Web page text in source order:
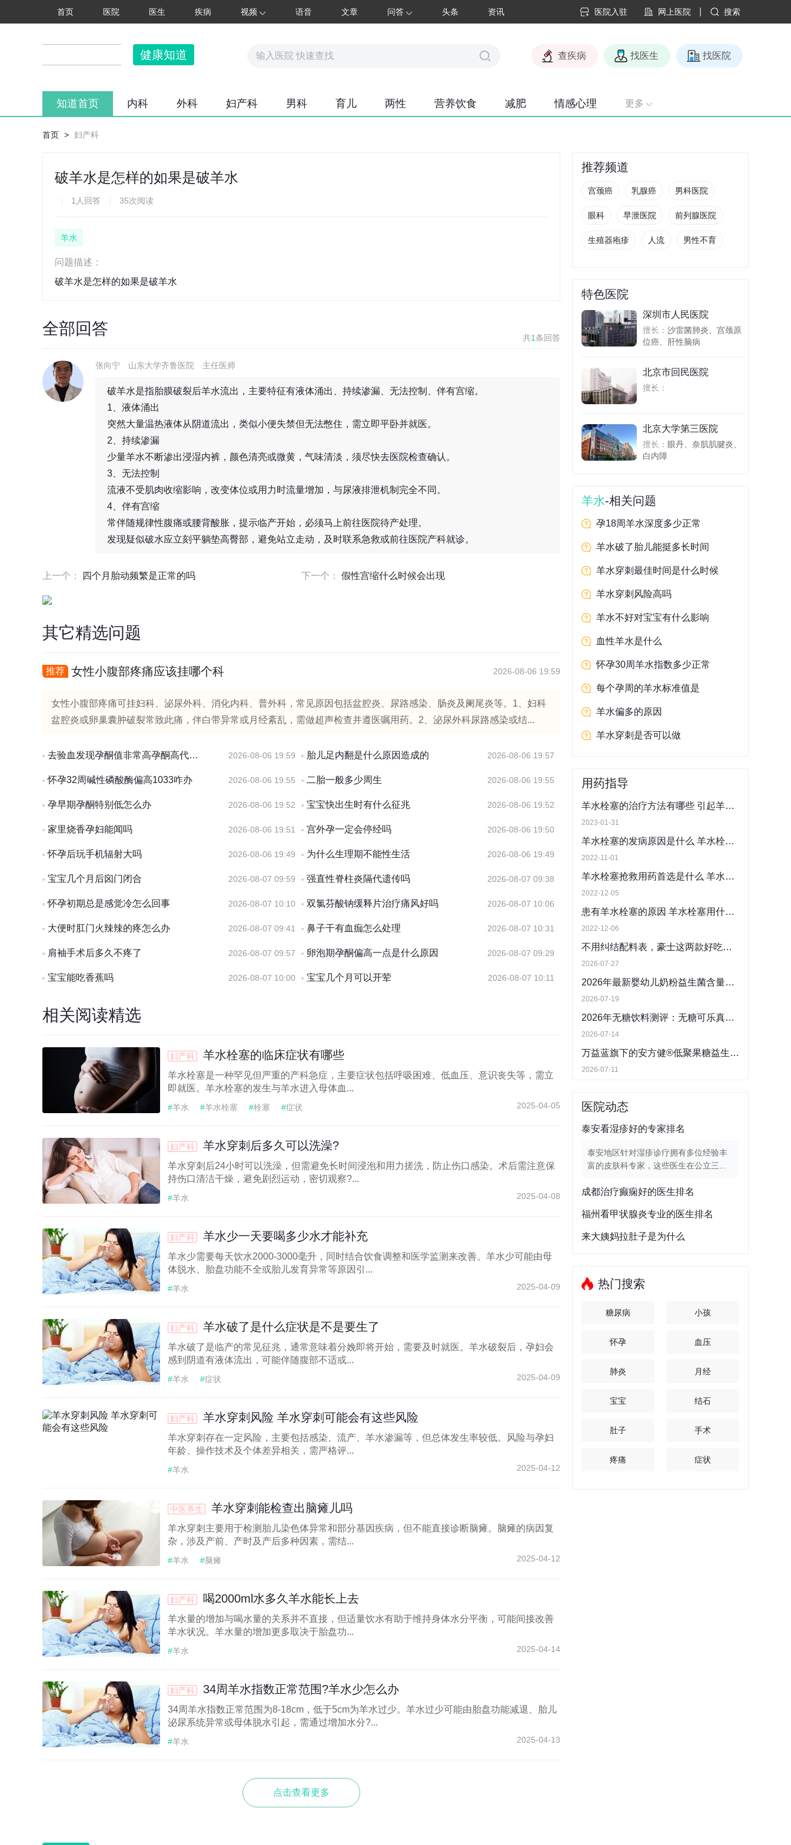
首页 医院 医生 疾病 视频 语音 文章 问答 头条 资讯 医院入驻 网上医院 搜索
健康知道 查疾病 找医生 找医院
知道首页 内科 外科 妇产科 男科 育儿 两性 营养饮食 减肥 情感心理 更多
首页 > 妇产科
破羊水是怎样的如果是破羊水
1人回答 35次阅读
羊水
问题描述：
破羊水是怎样的如果是破羊水
全部回答 共1 条回答
张向宁 山东大学齐鲁医院 主任医师
破羊水是指胎膜破裂后羊水流出，主要特征有液体涌出、持续渗漏、无法控制、伴有宫缩。
1、液体涌出
突然大量温热液体从阴道流出，类似小便失禁但无法憋住，需立即平卧并就医。
2、持续渗漏
少量羊水不断渗出浸湿内裤，颜色清亮或微黄，气味清淡，须尽快去医院检查确认。
3、无法控制
流液不受肌肉收缩影响，改变体位或用力时流量增加，与尿液排泄机制完全不同。
4、伴有宫缩
常伴随规律性腹痛或腰背酸胀，提示临产开始，必须马上前往医院待产处理。
发现疑似破水应立刻平躺垫高臀部，避免站立走动，及时联系急救或前往医院产科就诊。
上一个： 四个月胎动频繁是正常的吗 下一个： 假性宫缩什么时候会出现
其它精选问题
推荐 女性小腹部疼痛应该挂哪个科 2026-08-06 19:59
女性小腹部疼痛可挂妇科、泌尿外科、消化内科、普外科，常见原因包括盆腔炎、尿路感染、肠炎及阑尾炎等。1、妇科
盆腔炎或卵巢囊肿破裂常致此痛，伴白带异常或月经紊乱，需做超声检查并遵医嘱用药。2、泌尿外科尿路感染或结...
去验血发现孕酮值非常高孕酮高代表什么 2026-08-06 19:59 胎儿足内翻是什么原因造成的 2026-08-06 19:57
怀孕32周碱性磷酸酶偏高1033咋办 2026-08-06 19:55 二胎一般多少周生 2026-08-06 19:55
孕早期孕酮特别低怎么办 2026-08-06 19:52 宝宝快出生时有什么征兆 2026-08-06 19:52
家里烧香孕妇能闻吗 2026-08-06 19:51 宫外孕一定会停经吗 2026-08-06 19:50
怀孕后玩手机辐射大吗 2026-08-06 19:49 为什么生理期不能性生活 2026-08-06 19:49
宝宝几个月后囟门闭合 2026-08-07 09:59 强直性脊柱炎隔代遗传吗 2026-08-07 09:38
怀孕初期总是感觉冷怎么回事 2026-08-07 10:10 双氯芬酸钠缓释片治疗痛风好吗 2026-08-07 10:06
大便时肛门火辣辣的疼怎么办 2026-08-07 09:41 鼻子干有血痂怎么处理 2026-08-07 10:31
肩袖手术后多久不疼了 2026-08-07 09:57 卵泡期孕酮偏高一点是什么原因 2026-08-07 09:29
宝宝能吃香蕉吗 2026-08-07 10:00 宝宝几个月可以开荤 2026-08-07 10:11
相关阅读精选
妇产科 羊水栓塞的临床症状有哪些
羊水栓塞是一种罕见但严重的产科急症，主要症状包括呼吸困难、低血压、意识丧失等，需立
即就医。羊水栓塞的发生与羊水进入母体血...
#羊水 #羊水栓塞 #栓塞 #症状 2025-04-05
妇产科 羊水穿刺后多久可以洗澡?
羊水穿刺后24小时可以洗澡，但需避免长时间浸泡和用力搓洗，防止伤口感染。术后需注意保
持伤口清洁干燥，避免剧烈运动，密切观察?...
#羊水 2025-04-08
妇产科 羊水少一天要喝多少水才能补充
羊水少需要每天饮水2000-3000毫升，同时结合饮食调整和医学监测来改善。羊水少可能由母
体脱水、胎盘功能不全或胎儿发育异常等原因引...
#羊水 2025-04-09
妇产科 羊水破了是什么症状是不是要生了
羊水破了是临产的常见征兆，通常意味着分娩即将开始，需要及时就医。羊水破裂后，孕妇会
感到阴道有液体流出，可能伴随腹部不适或...
#羊水 #症状 2025-04-09
妇产科 羊水穿刺风险 羊水穿刺可能会有这些风险
羊水穿刺存在一定风险，主要包括感染、流产、羊水渗漏等，但总体发生率较低。风险与孕妇
年龄、操作技术及个体差异相关，需严格评...
#羊水 2025-04-12
中医养生 羊水穿刺能检查出脑瘫儿吗
羊水穿刺主要用于检测胎儿染色体异常和部分基因疾病，但不能直接诊断脑瘫。脑瘫的病因复
杂，涉及产前、产时及产后多种因素，需结...
#羊水 #脑瘫 2025-04-12
妇产科 喝2000ml水多久羊水能长上去
羊水量的增加与喝水量的关系并不直接，但适量饮水有助于维持身体水分平衡，可能间接改善
羊水状况。羊水量的增加更多取决于胎盘功...
#羊水 2025-04-14
妇产科 34周羊水指数正常范围?羊水少怎么办
34周羊水指数正常范围为8-18cm，低于5cm为羊水过少。羊水过少可能由胎盘功能减退、胎儿
泌尿系统异常或母体脱水引起，需通过增加水分?...
#羊水 2025-04-13
点击查看更多
推荐频道
宫颈癌 乳腺癌 男科医院
眼科 早泄医院 前列腺医院
生殖器疱疹 人流 男性不育
特色医院
深圳市人民医院
擅长： 沙雷菌肺炎、宫颈原
位癌、肝性脑病
北京市回民医院
擅长：
北京大学第三医院
擅长： 眼丹、奈肌肌腱炎、
白内障
羊水-相关问题
孕18周羊水深度多少正常
羊水破了胎儿能挺多长时间
羊水穿刺最佳时间是什么时候
羊水穿刺风险高吗
羊水不好对宝宝有什么影响
血性羊水是什么
怀孕30周羊水指数多少正常
每个孕周的羊水标准值是
羊水偏多的原因
羊水穿刺是否可以做
用药指导
羊水栓塞的治疗方法有哪些 引起羊水栓塞的原因是什么
2023-01-31
羊水栓塞的发病原因是什么 羊水栓塞吃药多久能治愈
2022-11-01
羊水栓塞抢救用药首选是什么 羊水栓塞乱用药的陷阱有哪些
2022-12-05
患有羊水栓塞的原因 羊水栓塞用什么药
2022-12-06
不用纠结配料表，豪士这两款好吃的夹心面包直接闭眼入
2026-07-27
2026年最新婴幼儿奶粉益生菌含量标准解读 推荐适合中国宝宝的高益生菌婴幼儿奶粉
2026-07-19
2026年无糖饮料测评：无糖可乐真的安全吗？符合国标的可放心饮用无糖饮料推荐
2026-07-14
万益蓝旗下的安方健®低聚果糖益生菌粉蓝帽子资质与科研实力深度解析
2026-07-11
医院动态
泰安看湿疹好的专家排名
泰安地区针对湿疹诊疗拥有多位经验丰
富的皮肤科专家，这些医生在公立三...
成都治疗癫痫好的医生排名
福州看甲状腺炎专业的医生排名
来大姨妈拉肚子是为什么
热门搜索
糖尿病 小孩
怀孕 血压
肺炎 月经
宝宝 结石
肚子 手术
疼痛 症状